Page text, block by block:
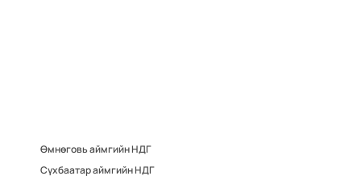
Өмнөговь аймгийн НДГ
Сүхбаатар аймгийн НДГ